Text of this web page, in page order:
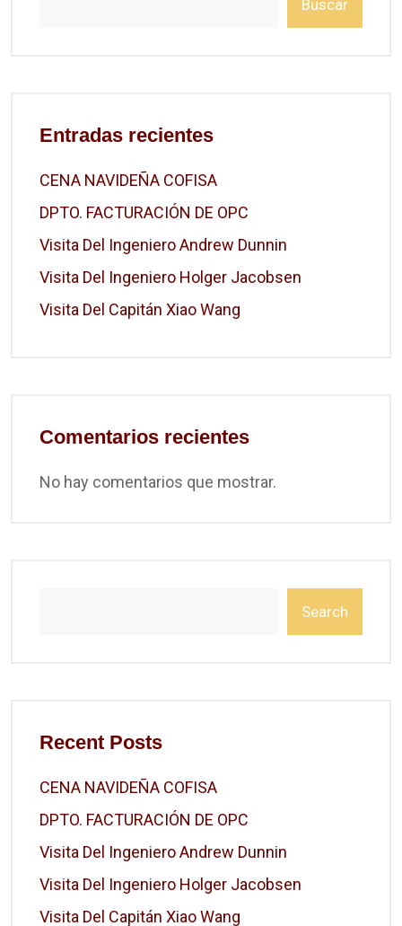
Buscar
Entradas recientes
CENA NAVIDEÑA COFISA
DPTO. FACTURACIÓN DE OPC
Visita Del Ingeniero Andrew Dunnin
Visita Del Ingeniero Holger Jacobsen
Visita Del Capitán Xiao Wang
Comentarios recientes
No hay comentarios que mostrar.
Search
Recent Posts
CENA NAVIDEÑA COFISA
DPTO. FACTURACIÓN DE OPC
Visita Del Ingeniero Andrew Dunnin
Visita Del Ingeniero Holger Jacobsen
Visita Del Capitán Xiao Wang